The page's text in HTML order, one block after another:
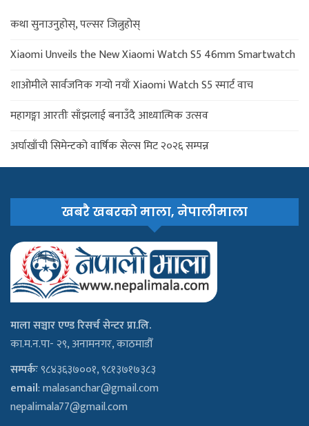
कथा सुनाउनुहोस्, पल्सर जित्नुहोस्
Xiaomi Unveils the New Xiaomi Watch S5 46mm Smartwatch
शाओमीले सार्वजनिक गर्‍यो नयाँ Xiaomi Watch S5 स्मार्ट वाच
महागङ्गा आरतीः साँझलाई बनाउँदै आध्यात्मिक उत्सव
अर्घाखाँची सिमेन्टको वार्षिक सेल्स मिट २०२६ सम्पन्न
खबरै खबरको माला, नेपालीमाला
माला सञ्चार एण्ड रिसर्च सेन्टर प्रा.लि.
का.म.न.पा- २९, अनामनगर, काठमाडौँ
सम्पर्कः९८४३६३७००१, ९८१३७१७३८३
email:malasanchar@gmail.com
nepalimala77@gmail.com